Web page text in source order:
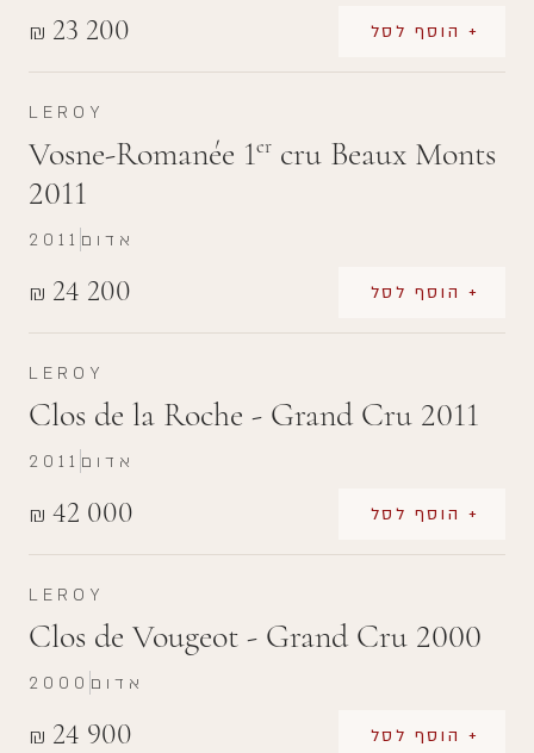
₪ 23 200 + הוסף לסל
LEROY
Vosne-Romanée 1er cru Beaux Monts
2011
₪ 24 200 + הוסף לסל
2011 אדום
LEROY
Clos de la Roche - Grand Cru 2011
₪ 42 000 + הוסף לסל
2011 אדום
LEROY
Clos de Vougeot - Grand Cru 2000
₪ 24 900 + הוסף לסל
2000 אדום